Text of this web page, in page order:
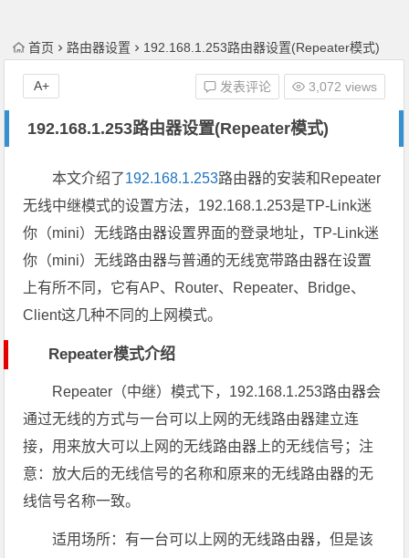
首页 路由器设置 192.168.1.253路由器设置(Repeater模式)
192.168.1.253路由器设置(Repeater模式)
发表评论 3,072 views
A+
本文介绍了192.168.1.253路由器的安装和Repeater
无线中继模式的设置方法，192.168.1.253是TP-Link迷
你（mini）无线路由器设置界面的登录地址，TP-Link迷
你（mini）无线路由器与普通的无线宽带路由器在设置
上有所不同，它有AP、Router、Repeater、Bridge、
Client这几种不同的上网模式。
Repeater模式介绍
Repeater（中继）模式下，192.168.1.253路由器会
通过无线的方式与一台可以上网的无线路由器建立连
接，用来放大可以上网的无线路由器上的无线信号；注
意：放大后的无线信号的名称和原来的无线路由器的无
线信号名称一致。
适用场所：有一台可以上网的无线路由器，但是该